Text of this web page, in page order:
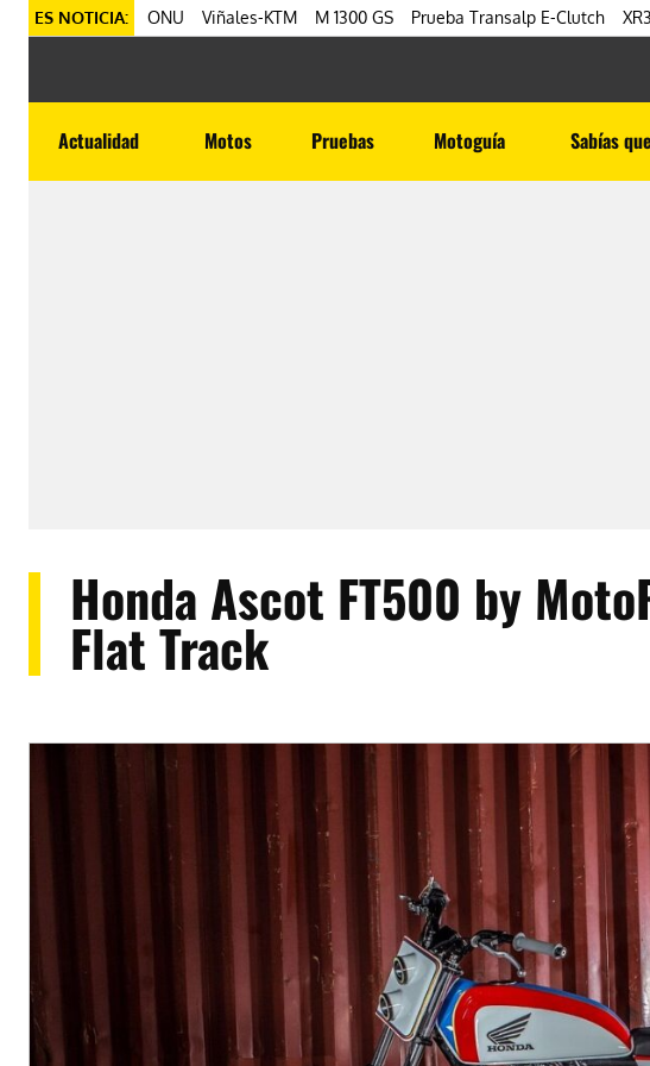
ES NOTICIA: ONU Viñales-KTM M 1300 GS Prueba Transalp E-Clutch
Actualidad Motos Pruebas Motoguía Sabías
Honda Ascot FT500 by
Flat Track